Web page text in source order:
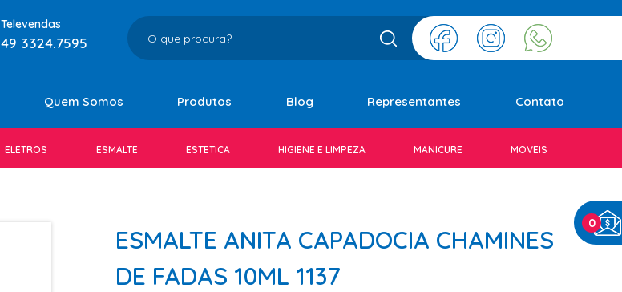
Televendas
49 3324.7595
Quem Somos Produtos Blog Representantes Contato
ELETROS ESMALTE ESTETICA HIGIENE E LIMPEZA MANICURE MOVEIS
0
ESMALTE ANITA CAPADOCIA CHAMINES
DE FADAS 10ML 1137